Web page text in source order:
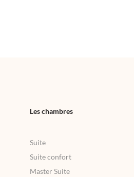
Les chambres
Suite
Suite confort
Master Suite